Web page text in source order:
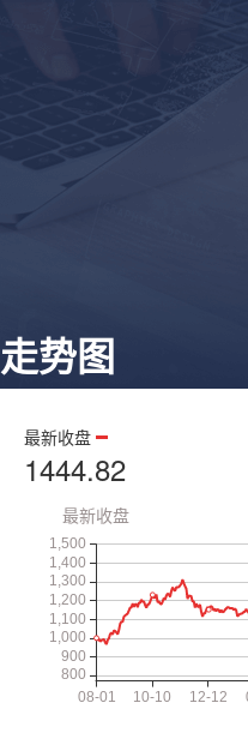
走势图
最新收盘
1444.82